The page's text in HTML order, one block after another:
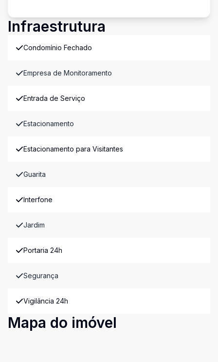
Infraestrutura
Condomínio Fechado
Empresa de Monitoramento
Entrada de Serviço
Estacionamento
Estacionamento para Visitantes
Guarita
Interfone
Jardim
Portaria 24h
Segurança
Vigilância 24h
Mapa do imóvel